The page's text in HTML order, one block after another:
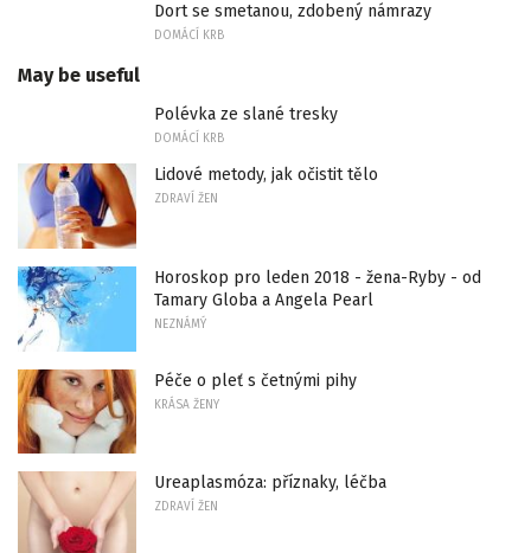
Dort se smetanou, zdobený námrazy
DOMÁCÍ KRB
May be useful
Polévka ze slané tresky
DOMÁCÍ KRB
Lidové metody, jak očistit tělo
ZDRAVÍ ŽEN
Horoskop pro leden 2018 - žena-Ryby - od
Tamary Globa a Angela Pearl
NEZNÁMÝ
Péče o pleť s četnými pihy
KRÁSA ŽENY
Ureaplasmóza: příznaky, léčba
ZDRAVÍ ŽEN